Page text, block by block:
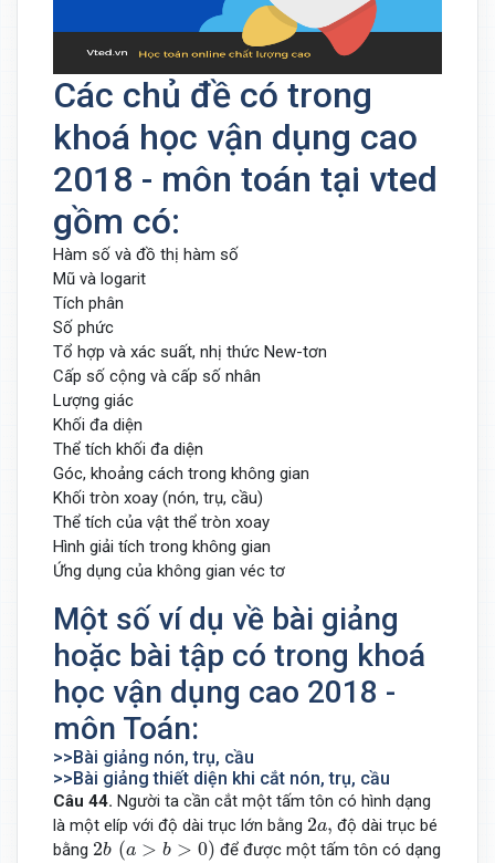
Các chủ đề có trong
khoá học vận dụng cao
2018 - môn toán tại vted
gồm có:
Hàm số và đồ thị hàm số
Mũ và logarit
Tích phân
Số phức
Tổ hợp và xác suất, nhị thức New-tơn
Cấp số cộng và cấp số nhân
Lượng giác
Khối đa diện
Thể tích khối đa diện
Góc, khoảng cách trong không gian
Khối tròn xoay (nón, trụ, cầu)
Thể tích của vật thể tròn xoay
Hình giải tích trong không gian
Ứng dụng của không gian véc tơ
Một số ví dụ về bài giảng
hoặc bài tập có trong khoá
học vận dụng cao 2018 -
môn Toán:
>>Bài giảng nón, trụ, cầu
>>Bài giảng thiết diện khi cắt nón, trụ, cầu
Câu 44. Người ta cần cắt một tấm tôn có hình dạng
là một elíp với độ dài trục lớn bằng 2a,
2a độ dài trục bé
bằng 2b (a > b > 0)
2b (a> b 0)
để được một tấm tôn có dạng